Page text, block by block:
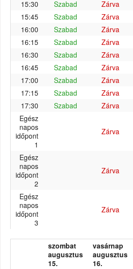
15:30
Szabad Zárva
15:45
Szabad Zárva
16:00
Szabad Zárva
16:15
Szabad Zárva
16:30
Szabad Zárva
16:45
Szabad Zárva
17:00
Szabad Zárva
17:15
Szabad Zárva
17:30
Szabad Zárva
Egész
napos
időpont
1
Zárva
Egész
napos
időpont
2
Zárva
Egész
napos
időpont
3
Zárva
szombat
augusztus
15.
vasárnap
augusztus
16.